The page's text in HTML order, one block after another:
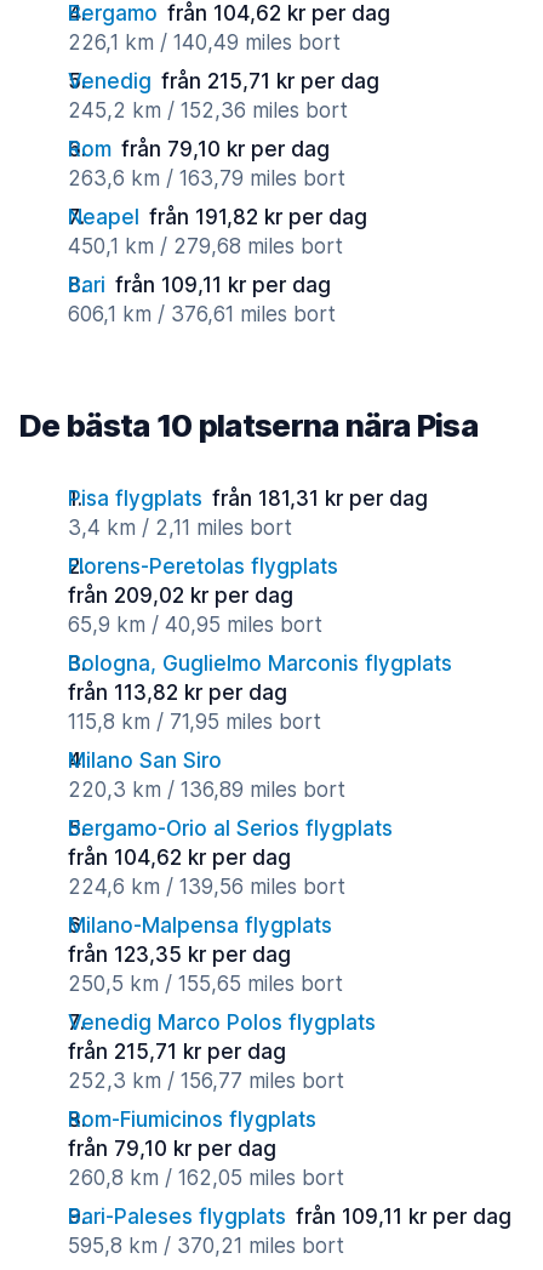
Bergamo från 104,62 kr per dag
226,1 km / 140,49 miles bort
Venedig från 215,71 kr per dag
245,2 km / 152,36 miles bort
Rom från 79,10 kr per dag
263,6 km / 163,79 miles bort
Neapel
från 191,82 kr per dag
450,1 km / 279,68 miles bort
Bari från 109,11 kr per dag
606,1 km / 376,61 miles bort
De bästa 10 platserna nära Pisa
Pisa flygplats från 181,31 kr per dag
3,4 km / 2,11 miles bort
Florens-Peretolas flygplats
från 209,02 kr per dag
65,9 km / 40,95 miles bort
Bologna, Guglielmo Marconis flygplats
från 113,82 kr per dag
115,8 km / 71,95 miles bort
Milano San Siro
220,3 km / 136,89 miles bort
Bergamo-Orio al Serios flygplats
från 104,62 kr per dag
224,6 km / 139,56 miles bort
Milano-Malpensa flygplats
från 123,35 kr per dag
250,5 km / 155,65 miles bort
Venedig Marco Polos flygplats
från 215,71 kr per dag
252,3 km / 156,77 miles bort
Rom-Fiumicinos flygplats
från 79,10 kr per dag
260,8 km / 162,05 miles bort
Bari-Paleses flygplats från 109,11 kr per dag
595,8 km / 370,21 miles bort